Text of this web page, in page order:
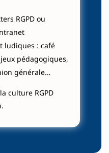
RGPD ou
ludiques : café
pédagogiques,
générale…
culture RGPD